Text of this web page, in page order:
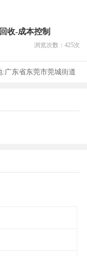
收-成本控制
浏览次数： 425次
:广东省东莞市莞城街道